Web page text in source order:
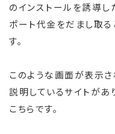
のインストールを誘導し
ポート代金をだまし取
す。
このような画面が表示
説明しているサイトがあ
こちらです。